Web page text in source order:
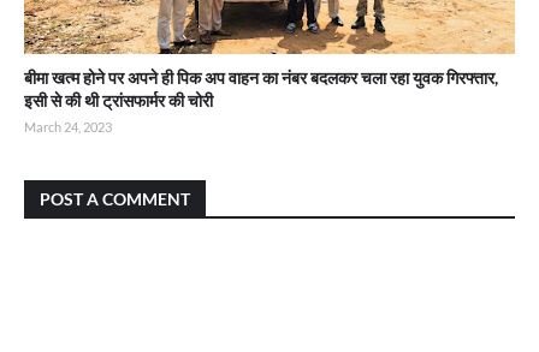
बीमा खत्म होने पर अपने ही पिक अप वाहन का नंबर बदलकर चला रहा युवक गिरफ्तार,
इसी से की थी ट्रांसफार्मर की चोरी
March 24, 2023
POST A COMMENT